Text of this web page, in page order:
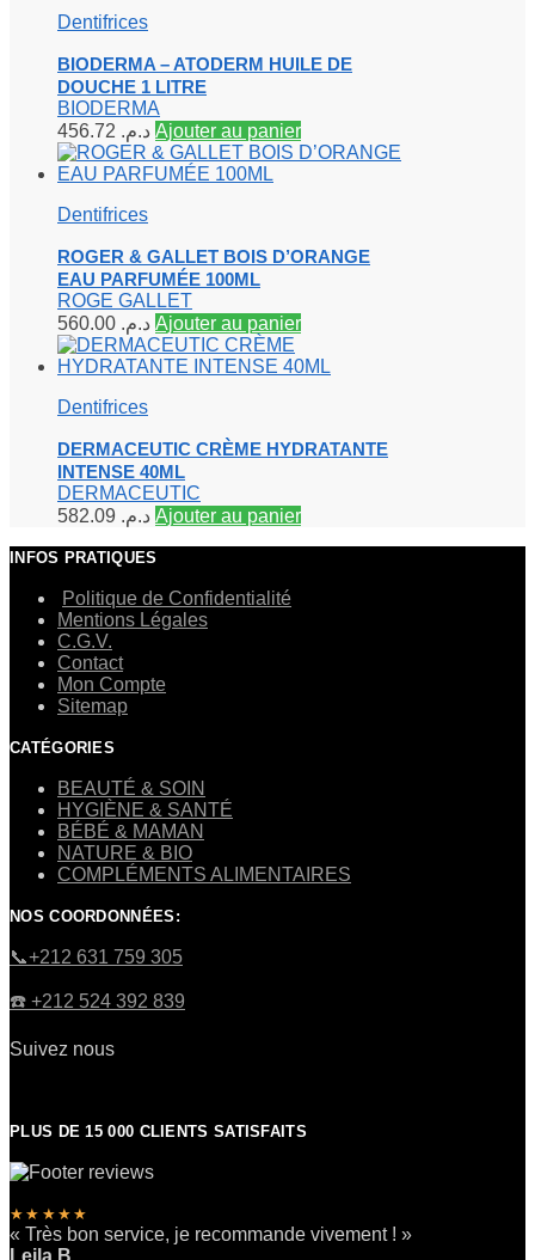
Dentifrices
BIODERMA – ATODERM HUILE DE
DOUCHE 1 LITRE
BIODERMA
د.م. Ajouter au panier
Dentifrices
ROGER & GALLET BOIS D’ORANGE
EAU PARFUMÉE 100ML
ROGE GALLET
د.م. Ajouter au panier
Dentifrices
DERMACEUTIC CRÈME HYDRATANTE
INTENSE 40ML
DERMACEUTIC
د.م. Ajouter au panier
INFOS PRATIQUES
Politique de Confidentialité
Mentions Légales
C.G.V.
Contact
Mon Compte
Sitemap
CATÉGORIES
BEAUTÉ & SOIN
HYGIÈNE & SANTÉ
BÉBÉ & MAMAN
NATURE & BIO
COMPLÉMENTS ALIMENTAIRES
NOS COORDONNÉES:
​📞+212 631 759 305
☎️​ +212 524 392 839
Suivez nous
PLUS DE 15 000 CLIENTS SATISFAITS
★★★★★
« Très bon service, je recommande vivement ! »
Leila B.